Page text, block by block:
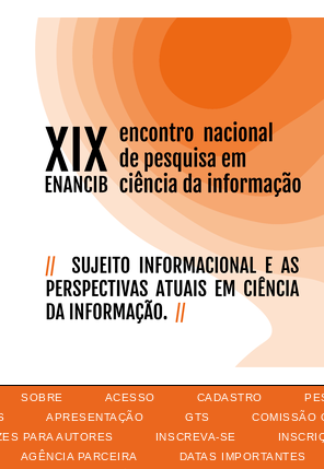
SOBRE ACESSO CADASTRO
APRESENTAÇÃO GTS
COMISSÃO
PARA AUTORES
INSCREVA-SE
AGÊNCIA PARCEIRA
DATAS IMPORTANTES